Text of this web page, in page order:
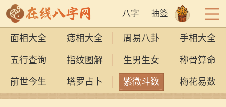
八字 抽签
面相大全 痣相大全 周易八卦 手相大全
五行查询 指纹图解 生男生女 称骨算命
前世今生 塔罗占卜 紫微斗数 梅花易数